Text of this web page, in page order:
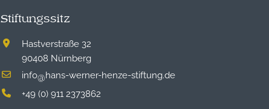
Stiftungssitz
Hastverstraße 32
90408 Nürnberg
info@hans-werner-henze-stiftung.de
+49 (0) 911 2373862